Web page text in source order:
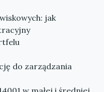
jak
do zarządzania